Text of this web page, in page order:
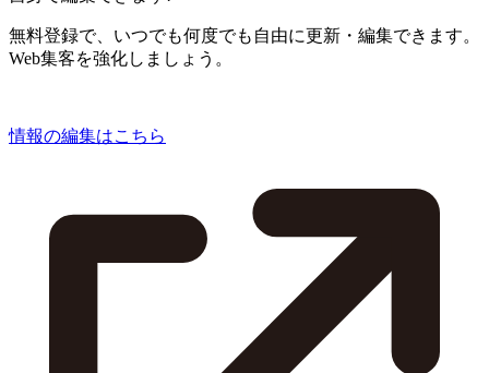
無料登録で、いつでも何度でも自由に更新・編集できます。
Web集客を強化しましょう。
情報の編集はこちら